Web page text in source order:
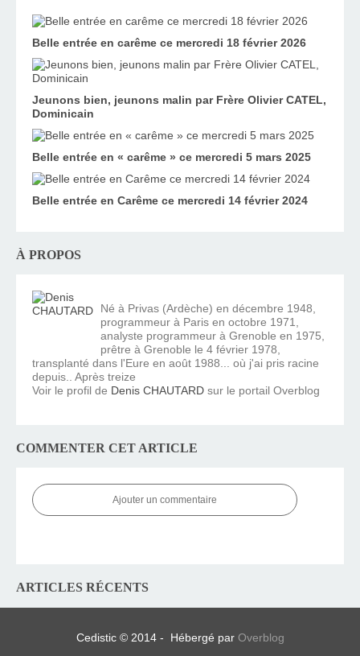
Belle entrée en carême ce mercredi 18 février 2026
Jeunons bien, jeunons malin par Frère Olivier CATEL,
Dominicain
Belle entrée en « carême » ce mercredi 5 mars 2025
Belle entrée en Carême ce mercredi 14 février 2024
À PROPOS
Né à Privas (Ardèche) en décembre 1948,
programmeur à Paris en octobre 1971,
analyste programmeur à Grenoble en 1975,
prêtre à Grenoble le 4 février 1978,
transplanté dans l'Eure en août 1988... où j'ai pris racine
depuis.. Après treize
Voir le profil de Denis CHAUTARD sur le portail Overblog
COMMENTER CET ARTICLE
Ajouter un commentaire
ARTICLES RÉCENTS
Cedistic © 2014 - Hébergé par Overblog